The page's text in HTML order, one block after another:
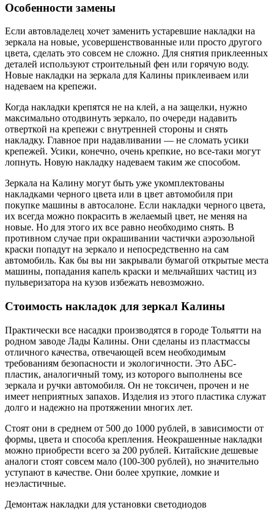
Особенности замены
Если автовладелец хочет заменить устаревшие накладки на
зеркала на новые, усовершенствованные или просто другого
цвета, сделать это совсем не сложно. Для снятия приклеенных
деталей используют строительный фен или горячую воду.
Новые накладки на зеркала для Калины приклеиваем или
надеваем на крепежи.
Когда накладки крепятся не на клей, а на защелки, нужно
максимально отодвинуть зеркало, по очереди надавить
отверткой на крепежи с внутренней стороны и снять
накладку. Главное при надавливании — не сломать усики
крепежей. Усики, конечно, очень крепкие, но все-таки могут
лопнуть. Новую накладку надеваем таким же способом.
Зеркала на Калину могут быть уже укомплектованы
накладками черного цвета или в цвет автомобиля при
покупке машины в автосалоне. Если накладки черного цвета,
их всегда можно покрасить в желаемый цвет, не меняя на
новые. Но для этого их все равно необходимо снять. В
противном случае при окрашивании частички аэрозольной
краски попадут на зеркало и непосредственно на сам
автомобиль. Как бы вы ни закрывали бумагой открытые места
машины, попадания капель краски и мельчайших частиц из
пульверизатора на кузов избежать невозможно.
Стоимость накладок для зеркал Калины
Практически все насадки производятся в городе Тольятти на
родном заводе Лады Калины. Они сделаны из пластмассы
отличного качества, отвечающей всем необходимым
требованиям безопасности и экологичности. Это АБС-
пластик, аналогичный тому, из которого выполнены все
зеркала и ручки автомобиля. Он не токсичен, прочен и не
имеет неприятных запахов. Изделия из этого пластика служат
долго и надежно на протяжении многих лет.
Стоят они в среднем от 500 до 1000 рублей, в зависимости от
формы, цвета и способа крепления. Неокрашенные накладки
можно приобрести всего за 200 рублей. Китайские дешевые
аналоги стоят совсем мало (100-300 рублей), но значительно
уступают в качестве. Они более хрупкие, ломкие и
неэластичные.
Демонтаж накладки для установки светодиодов